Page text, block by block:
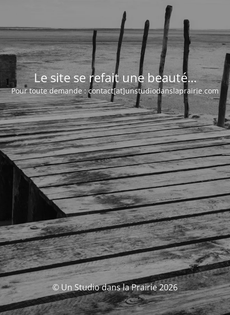
Le site se refait une beauté...
Pour toute demande : contact[at]unstudiodanslaprairie.com
© Un Studio dans la Prairie 2026